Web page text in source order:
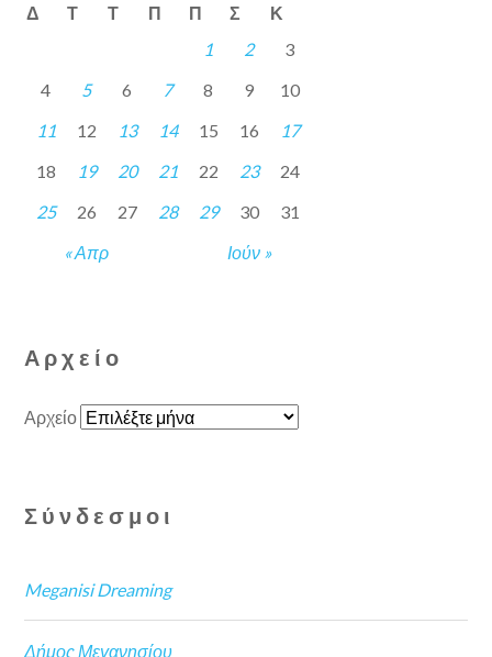
Δ Τ Τ Π Π Σ Κ
« Απρ Ιούν »
1 2
3
4
5 6 7 8 9
10
11
12 13 14 15 16
17
18
19 20 21 22 23
24
25
26 27 28 29 30 31
Αρχείο
Αρχείο
Σύνδεσμοι
Meganisi Dreaming
Δήμος Μεγανησίου